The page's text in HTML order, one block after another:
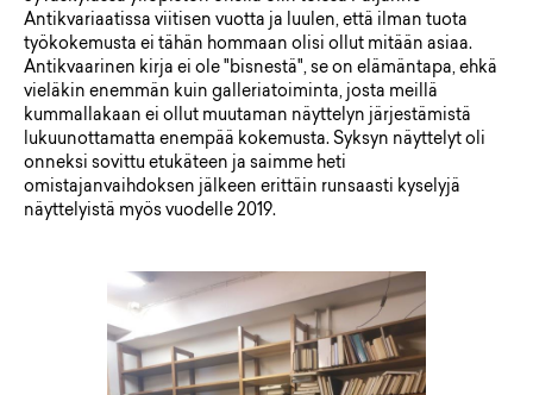
Antikvariaatissa viitisen vuotta ja luulen, että ilman tuota
työkokemusta ei tähän hommaan olisi ollut mitään asiaa.
Antikvaarinen kirja ei ole "bisnestä", se on elämäntapa, ehkä
vieläkin enemmän kuin galleriatoiminta, josta meillä
kummallakaan ei ollut muutaman näyttelyn järjestämistä
lukuunottamatta enempää kokemusta. Syksyn näyttelyt oli
onneksi sovittu etukäteen ja saimme heti
omistajanvaihdoksen jälkeen erittäin runsaasti kyselyjä
näyttelyistä myös vuodelle 2019.